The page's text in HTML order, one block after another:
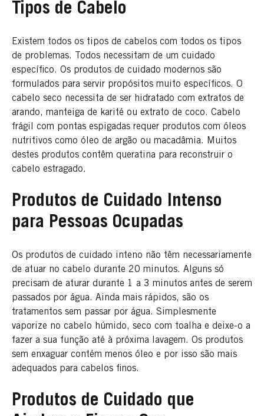
Tipos de Cabelo
Existem todos os tipos de cabelos com todos os tipos
de problemas. Todos necessitam de um cuidado
específico. Os produtos de cuidado modernos são
formulados para servir propósitos muito específicos. O
cabelo seco necessita de ser hidratado com extratos de
arando, manteiga de karité ou extrato de coco. Cabelo
frágil com pontas espigadas requer produtos com óleos
nutritivos como óleo de argão ou macadâmia. Muitos
destes produtos contêm queratina para reconstruir o
cabelo estragado.
Produtos de Cuidado Intenso
para Pessoas Ocupadas
Os produtos de cuidado inteno não têm necessariamente
de atuar no cabelo durante 20 minutos. Alguns só
precisam de aturar durante 1 a 3 minutos antes de serem
passados por água. Ainda mais rápidos, são os
tratamentos sem passar por água. Simplesmente
vaporize no cabelo húmido, seco com toalha e deixe-o a
fazer a sua função até à próxima lavagem. Os produtos
sem enxaguar contém menos óleo e por isso são mais
adequados para cabelos finos.
Produtos de Cuidado que